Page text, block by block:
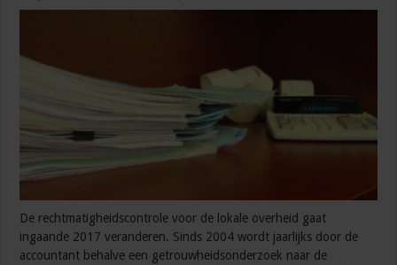
De rechtmatigheidscontrole voor de lokale overheid gaat
ingaande 2017 veranderen. Sinds 2004 wordt jaarlijks door de
accountant behalve een getrouwheidsonderzoek naar de